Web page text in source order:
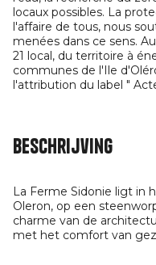
locaux possibles. La
l'affaire de tous, nous
menées dans ce sens.
21 local, du territoire à
communes de l'Ile
l'attribution du label "
Beschrijving
La Ferme Sidonie ligt in
Oleron, op een
charme van de
met het comfort van